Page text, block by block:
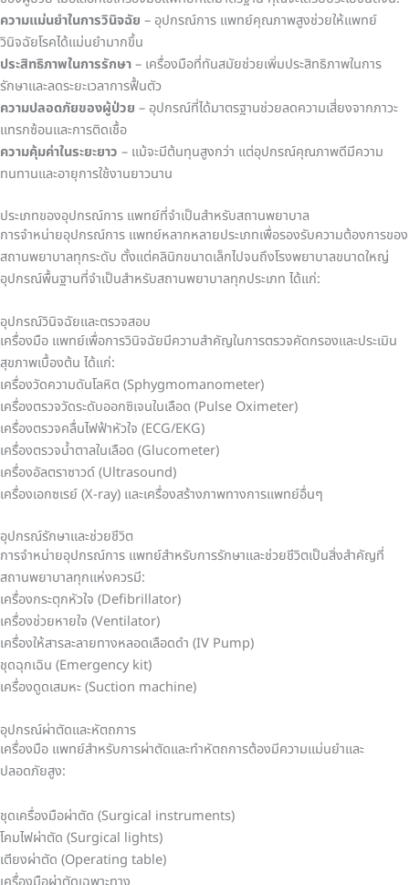
ความแม่นยำในการวินิจฉัย – อุปกรณ์การ แพทย์คุณภาพสูงช่วยให้แพทย์
วินิจฉัยโรคได้แม่นยำมากขึ้น
ประสิทธิภาพในการรักษา– เครื่องมือที่ทันสมัยช่วยเพิ่มประสิทธิภาพในการ
รักษาและลดระยะเวลาการฟื้นตัว
ความปลอดภัยของผู้ป่วย – อุปกรณ์ที่ได้มาตรฐานช่วยลดความเสี่ยงจากภาวะ
แทรกซ้อนและการติดเชื้อ
ความคุ้มค่าในระยะยาว – แม้จะมีต้นทุนสูงกว่า แต่อุปกรณ์คุณภาพดีมีความ
ทนทานและอายุการใช้งานยาวนาน
ประเภทของอุปกรณ์การ แพทย์ที่จำเป็นสำหรับสถานพยาบาล
การจำหน่ายอุปกรณ์การ แพทย์หลากหลายประเภทเพื่อรองรับความต้องการของ
สถานพยาบาลทุกระดับ ตั้งแต่คลินิกขนาดเล็กไปจนถึงโรงพยาบาลขนาดใหญ่
อุปกรณ์พื้นฐานที่จำเป็นสำหรับสถานพยาบาลทุกประเภท ได้แก่:
อุปกรณ์วินิจฉัยและตรวจสอบ
เครื่องมือ แพทย์เพื่อการวินิจฉัยมีความสำคัญในการตรวจคัดกรองและประเมิน
สุขภาพเบื้องต้น ได้แก่:
เครื่องวัดความดันโลหิต (Sphygmomanometer)
เครื่องตรวจวัดระดับออกซิเจนในเลือด (Pulse Oximeter)
เครื่องตรวจคลื่นไฟฟ้าหัวใจ (ECG/EKG)
เครื่องตรวจน้ำตาลในเลือด (Glucometer)
เครื่องอัลตราซาวด์ (Ultrasound)
เครื่องเอกซเรย์ (X-ray) และเครื่องสร้างภาพทางการแพทย์อื่นๆ
อุปกรณ์รักษาและช่วยชีวิต
การจำหน่ายอุปกรณ์การ แพทย์สำหรับการรักษาและช่วยชีวิตเป็นสิ่งสำคัญที่
สถานพยาบาลทุกแห่งควรมี:
เครื่องกระตุกหัวใจ (Defibrillator)
เครื่องช่วยหายใจ (Ventilator)
เครื่องให้สารละลายทางหลอดเลือดดำ (IV Pump)
ชุดฉุกเฉิน (Emergency kit)
เครื่องดูดเสมหะ (Suction machine)
อุปกรณ์ผ่าตัดและหัตถการ
เครื่องมือ แพทย์สำหรับการผ่าตัดและทำหัตถการต้องมีความแม่นยำและ
ปลอดภัยสูง:
ชุดเครื่องมือผ่าตัด (Surgical instruments)
โคมไฟผ่าตัด (Surgical lights)
เตียงผ่าตัด (Operating table)